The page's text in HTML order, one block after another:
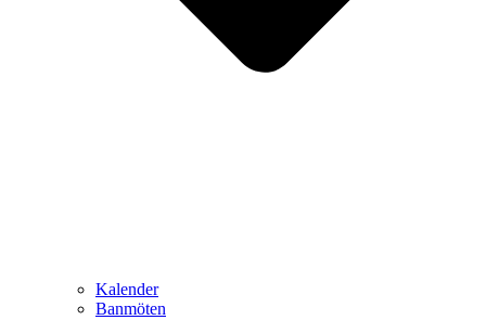
Kalender
Banmöten